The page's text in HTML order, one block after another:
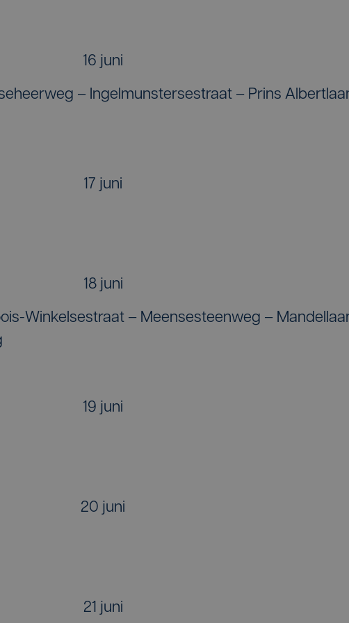
16 juni
– Ingelmunstersestraat – Prins
17 juni
18 juni
Winkelsestraat – Meensesteenweg –
19 juni
20 juni
21 juni